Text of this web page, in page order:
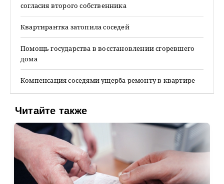
согласия второго собственника
Квартирантка затопила соседей
Помощь государства в восстановлении сгоревшего
дома
Компенсация соседями ущерба ремонту в квартире
Читайте также